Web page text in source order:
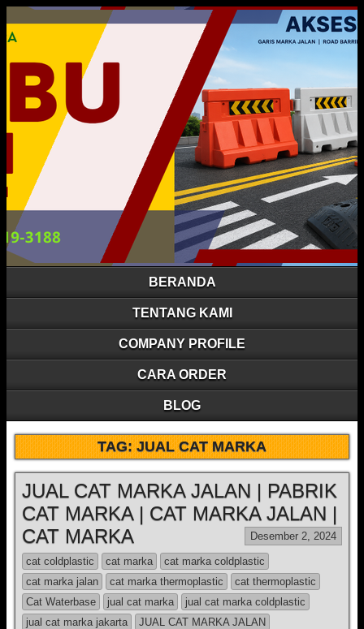
BERANDA
TENTANG KAMI
COMPANY PROFILE
CARA ORDER
BLOG
TAG:JUAL CAT MARKA
JUAL CAT MARKA JALAN | PABRIK
CAT MARKA | CAT MARKA JALAN |
CAT MARKA
Desember 2, 2024
cat coldplastic cat marka
cat marka coldplastic
cat marka jalan
cat marka thermoplastic
cat thermoplastic
Cat Waterbase
jual cat marka
jual cat marka coldplastic
jual cat marka jakarta
JUAL CAT MARKA JALAN